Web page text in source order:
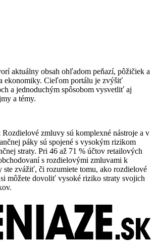
aktuálny obsah ohľadom peňazí, pôžičiek a
ekonomiky. Cieľom portálu je zvýšiť
a jednoduchým spôsobom vysvetliť aj
a témy.
zmluvy sú komplexné nástroje a v
páky sú spojené s vysokým rizikom
straty. Pri 46 až 71 % účtov retailových
s rozdielovými zmluvami k
ste zvážiť, či rozumiete tomu, ako rozdielové
môžete dovoliť vysoké riziko straty svojich